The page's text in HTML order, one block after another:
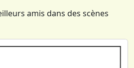
amis dans des scènes